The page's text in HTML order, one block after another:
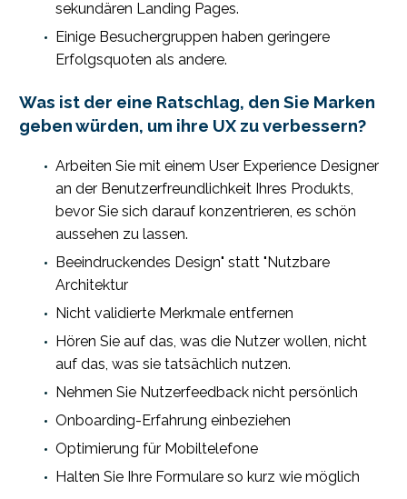
sekundären Landing Pages.
Einige Besuchergruppen haben geringere
Erfolgsquoten als andere.
Was ist der eine Ratschlag, den Sie Marken
geben würden, um ihre UX zu verbessern?
Arbeiten Sie mit einem User Experience Designer
an der Benutzerfreundlichkeit Ihres Produkts,
bevor Sie sich darauf konzentrieren, es schön
aussehen zu lassen.
Beeindruckendes Design" statt "Nutzbare
Architektur
Nicht validierte Merkmale entfernen
Hören Sie auf das, was die Nutzer wollen, nicht
auf das, was sie tatsächlich nutzen.
Nehmen Sie Nutzerfeedback nicht persönlich
Onboarding-Erfahrung einbeziehen
Optimierung für Mobiltelefone
Halten Sie Ihre Formulare so kurz wie möglich